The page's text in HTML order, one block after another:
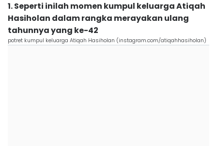
1. Seperti inilah momen kumpul keluarga Atiqah
Hasiholan dalam rangka merayakan ulang
tahunnya yang ke-42
potret kumpul keluarga Atiqah Hasiholan (instagram.com/atiqahhasiholan)